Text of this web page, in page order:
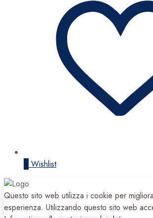
Wishlist
Questo sito web utilizza i cookie per
esperienza. Utilizzando questo sito web